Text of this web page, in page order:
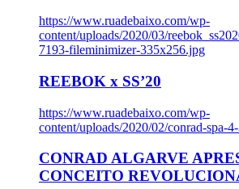
https://www.ruadebaixo.com/wp-
content/uploads/2020/03/
7193-fileminimizer-335x256.jpg
REEBOK x SS’20
https://www.ruadebaixo.com/wp-
content/uploads/2020/02/conrad-spa-
CONRAD ALGARVE
CONCEITO